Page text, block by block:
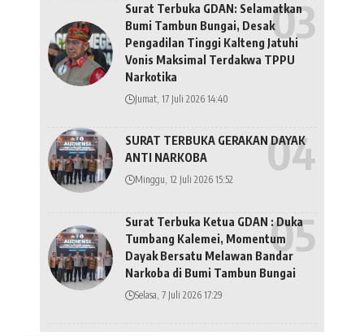
Surat Terbuka GDAN: Selamatkan
Bumi Tambun Bungai, Desak
Pengadilan Tinggi Kalteng Jatuhi
Vonis Maksimal Terdakwa TPPU
Narkotika
Jumat, 17 Juli 2026 14:40
SURAT TERBUKA GERAKAN DAYAK
ANTI NARKOBA
Minggu, 12 Juli 2026 15:52
Surat Terbuka Ketua GDAN : Duka
Tumbang Kalemei, Momentum
Dayak Bersatu Melawan Bandar
Narkoba di Bumi Tambun Bungai
Selasa, 7 Juli 2026 17:29